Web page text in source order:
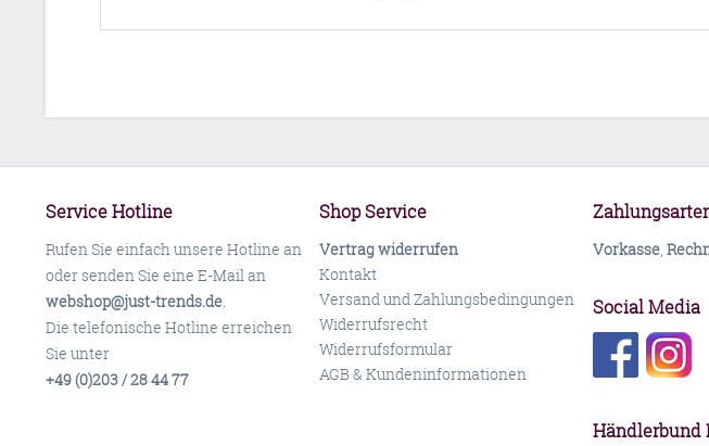
Service Hotline
Rufen Sie einfach unsere Hotline an
oder senden Sie eine E-Mail an
webshop@just-trends.de.
Die telefonische Hotline erreichen
Sie unter
+49 (0)203 / 28 44 77
Shop Service
Vertrag widerrufen
Kontakt
Versand und Zahlungsbedingungen
Widerrufsrecht
Widerrufsformular
AGB & Kundeninformationen
Vorkasse,
Social Media
Händlerbund